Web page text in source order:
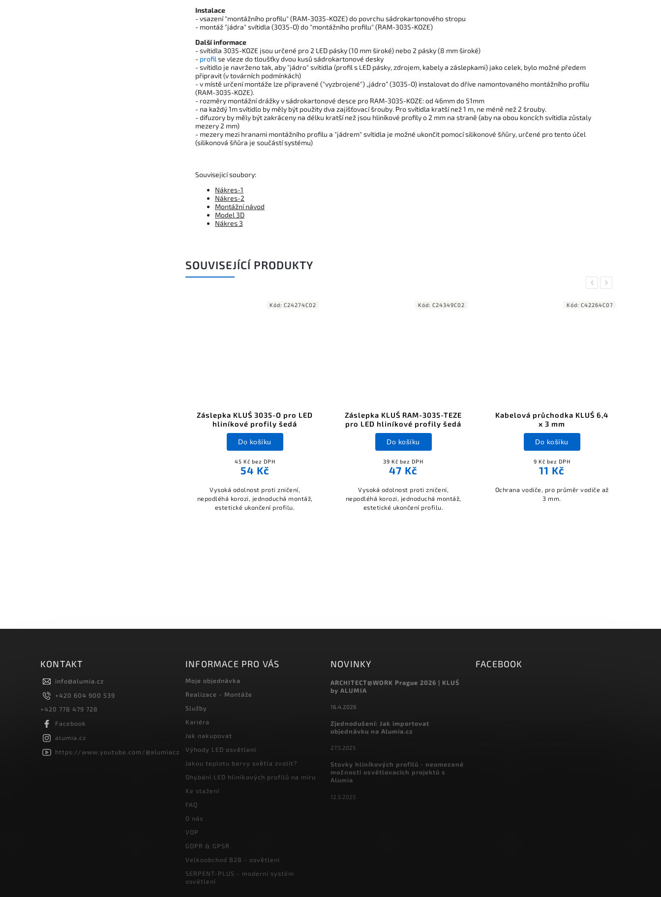
Instalace
- vsazení "montážního profilu" (RAM-3035-KOZE) do povrchu sádrokartonového stropu
- montáž "jádra" svítidla (3035-O) do "montážního profilu" (RAM-3035-KOZE)
Další informace
- svítidla 3035-KOZE jsou určené pro 2 LED pásky (10 mm široké) nebo 2 pásky (8 mm široké)
- profil se vleze do tloušťky dvou kusů sádrokartonové desky
- svítidlo je navrženo tak, aby "jádro" svítidla (profil s LED pásky, zdrojem, kabely a záslepkami) jako celek, bylo možné předem
připravit (v továrních podmínkách)
- v místě určení montáže lze připravené ("vyzbrojené") „jádro“ (3035-O) instalovat do dříve namontovaného montážního profilu
(RAM-3035-KOZE).
- rozměry montážní drážky v sádrokartonové desce pro RAM-3035-KOZE: od 46mm do 51mm
- na každý 1m svítidlo by měly být použity dva zajišťovací šrouby. Pro svítidla kratší než 1 m, ne méně než 2 šrouby.
- difuzory by měly být zakráceny na délku kratší než jsou hliníkové profily o 2 mm na straně (aby na obou koncích svítidla zůstaly
mezery 2 mm)
- mezery mezi hranami montážního profilu a "jádrem" svítidla je možné ukončit pomocí silikonové šňůry, určené pro tento účel
(silikonová šňůra je součástí systému)
Souvisejicí soubory:
Nákres-1
Nákres-2
Montážní návod
Model 3D
Nákres 3
SOUVISEJÍCÍ PRODUKTY
Previous
Záslepka KLUŚ 3035-O pro LED
hliníkové profily šedá
45 Kč bez DPH
54 Kč
Do košíku
Vysoká odolnost proti zničení,
nepodléhá korozi, jednoduchá montáž,
estetické ukončení profilu.
Kód: C24274C02
Záslepka KLUŚ RAM-3035-TEZE
pro LED hliníkové profily šedá
39 Kč bez DPH
47 Kč
Do košíku
Vysoká odolnost proti zničení,
nepodléhá korozi, jednoduchá montáž,
estetické ukončení profilu.
Kód: C24349C02
Kabelová průchodka KLUŚ 6,4
x 3 mm
9 Kč bez DPH
11 Kč
Do košíku
Ochrana vodiče, pro průměr vodiče až
3 mm.
Kód: C42264C07
Next
KONTAKT
info@alumia.cz
+420 604 900 539
+420 778 479 728
Facebook
alumia.cz
https://www.youtube.com/@alumiacz
INFORMACE PRO VÁS
Moje objednávka
Realizace - Montáže
Služby
Kariéra
Jak nakupovat
Výhody LED osvětlení
Jakou teplotu barvy světla zvolit?
Ohybání LED hliníkových profilů na míru
Ke stažení
FAQ
O nás
VOP
GDPR & GPSR
Velkoobchod B2B - osvětlení
SERPENT-PLUS - moderní systém
osvětlení
NOVINKY
ARCHITECT@WORK Prague 2026 | KLUŚ
by ALUMIA
16.4.2026
Zjednodušení: Jak importovat
objednávku na Alumia.cz
27.5.2025
Stovky hliníkových profilů - neomezené
možnosti osvětlovacích projektů s
Alumia
12.5.2025
FACEBOOK